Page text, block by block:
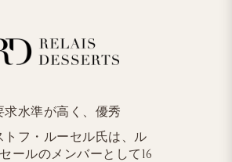
求水準が高く、優秀
トフ・ルーセル氏は、ル
ールのメンバーとして16